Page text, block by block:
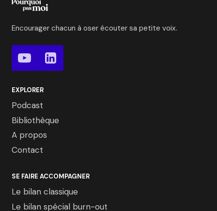
Encourager chacun à oser écouter sa petite voix.
EXPLORER
Podcast
Bibliothèque
A propos
Contact
SE FAIRE ACCOMPAGNER
Le bilan classique
Le bilan spécial burn-out